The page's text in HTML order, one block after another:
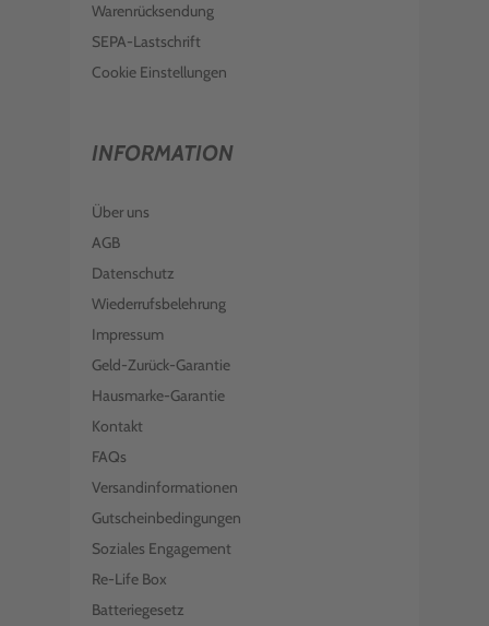
Warenrücksendung
SEPA-Lastschrift
Cookie Einstellungen
INFORMATION
Über uns
AGB
Datenschutz
Wiederrufsbelehrung
Impressum
Geld-Zurück-Garantie
Hausmarke-Garantie
Kontakt
FAQs
Versandinformationen
Gutscheinbedingungen
Soziales Engagement
Re-Life Box
Batteriegesetz